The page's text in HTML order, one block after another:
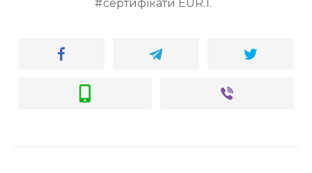
сертифікати EUR.1.